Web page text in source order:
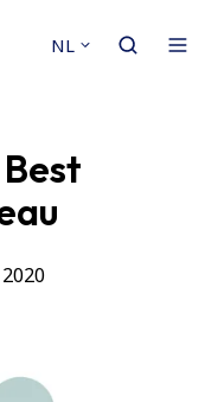
NL